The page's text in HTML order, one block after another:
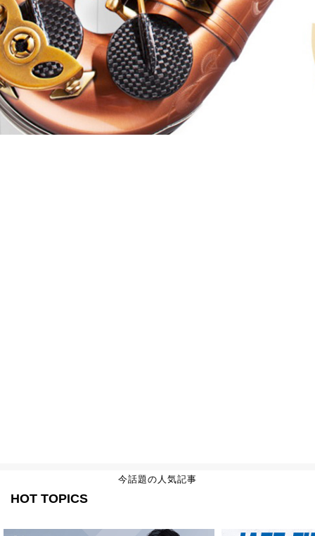
今話題の人気記事
HOT TOPICS